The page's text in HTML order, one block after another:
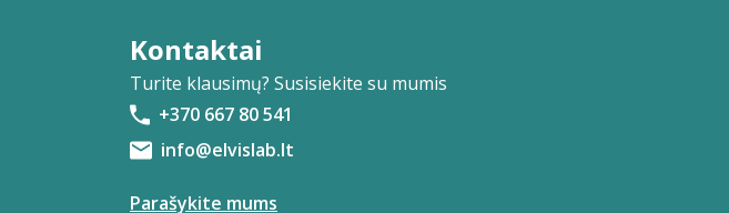
Kontaktai
Turite klausimų? Susisiekite su mumis
+370 667 80 541
info@elvislab.lt
Parašykite mums